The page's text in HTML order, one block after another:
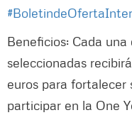
Beneficios: Cada
seleccionadas
euros para fortalecer
participar en la One